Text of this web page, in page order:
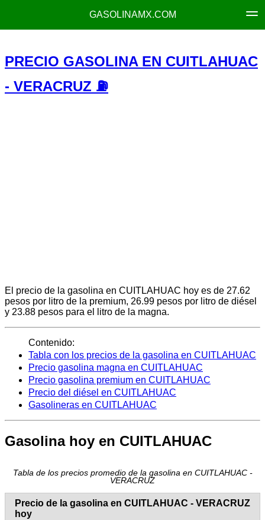
GASOLINAMX.COM
PRECIO GASOLINA EN CUITLAHUAC
- VERACRUZ ⛽
El precio de la gasolina en CUITLAHUAC hoy es de 27.62
pesos por litro de la premium, 26.99 pesos por litro de diésel
y 23.88 pesos para el litro de la magna.
Contenido:
Tabla con los precios de la gasolina en CUITLAHUAC
Precio gasolina magna en CUITLAHUAC
Precio gasolina premium en CUITLAHUAC
Precio del diésel en CUITLAHUAC
Gasolineras en CUITLAHUAC
Gasolina hoy en CUITLAHUAC
Tabla de los precios promedio de la gasolina en CUITLAHUAC -
VERACRUZ
Precio de la gasolina en CUITLAHUAC - VERACRUZ
hoy